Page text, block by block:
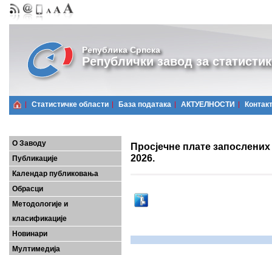
Република Српска
Републички завод за
Статистичке области Базa података АКТУЕЛНОСТИ Контакт
О Заводу
Публикације
Календар публиковања
Обрасци
Методологије и
класификације
Новинари
Мултимедија
Просјечне плате
2026.